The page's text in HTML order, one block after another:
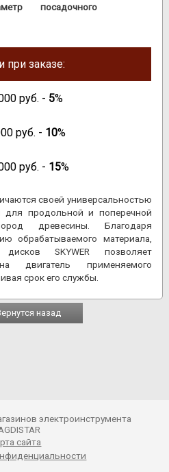
посадочного
при заказе:
руб. - 5%
руб. - 10%
руб. - 15%
своей универсальностью
для продольной и поперечной
древесины. Благодаря
обрабатываемого материала,
SKYWER позволяет
двигатель применяемого
срок его службы.
назад
электроинструмента
сайта